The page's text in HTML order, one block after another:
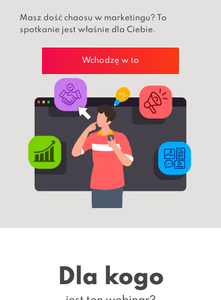
Masz dość chaosu w marketingu? To
spotkanie jest właśnie dla Ciebie.
Wchodzę w to
Dla kogo